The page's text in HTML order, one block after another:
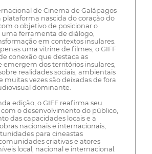
de Cinema de Galápagos
plataforma nascida do coração do
o objetivo de posicionar o
ferramenta de diálogo,
em contextos insulares.
uma vitrine de filmes, o GIFF
conexão que destaca as
emergem dos territórios insulares,
realidades sociais, ambientais
muitas vezes são deixadas de fora
dominante.
edição, o GIFF reafirma seu
o desenvolvimento do público,
das capacidades locais e a
nacionais e internacionais,
para cineastas
criativas e atores
local, nacional e internacional.